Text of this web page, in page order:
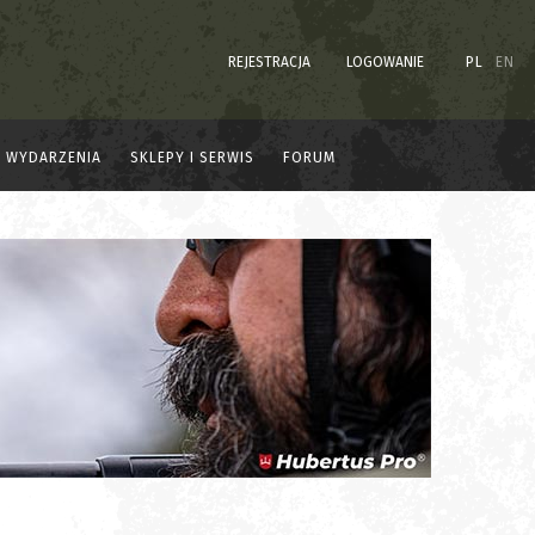
REJESTRACJA LOGOWANIE PL EN
WYDARZENIA SKLEPY I SERWIS FORUM